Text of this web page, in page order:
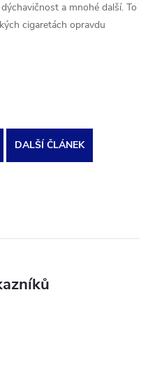
a mnohé další. To
cigaretách opravdu
DALŠÍ ČLÁNEK